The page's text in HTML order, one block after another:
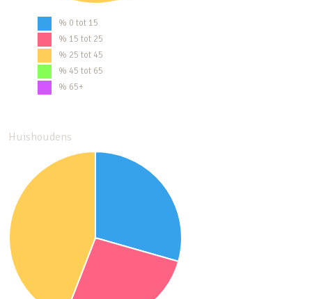
% 0 tot 15
% 15 tot 25
% 25 tot 45
% 45 tot 65
% 65+
Huishoudens